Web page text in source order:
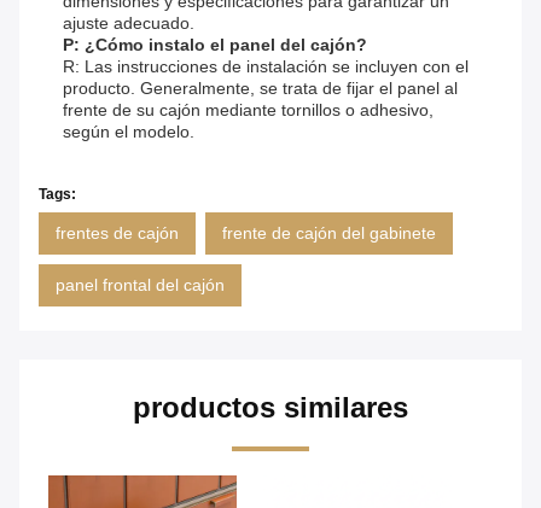
ajuste adecuado.
P: ¿Cómo instalo el panel del cajón?
R: Las instrucciones de instalación se incluyen con el
producto. Generalmente, se trata de fijar el panel al
frente de su cajón mediante tornillos o adhesivo,
según el modelo.
Tags:
frentes de cajón frente de cajón del gabinete
panel frontal del cajón
productos similares